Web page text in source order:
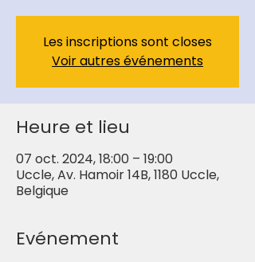
Les inscriptions sont closes
Voir autres événements
Heure et lieu
07 oct. 2024, 18:00 – 19:00
Uccle, Av. Hamoir 14B, 1180 Uccle,
Belgique
Evénement